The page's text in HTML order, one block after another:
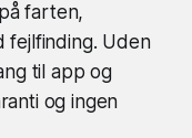
farten,
fejlfinding. Uden
til app og
og ingen